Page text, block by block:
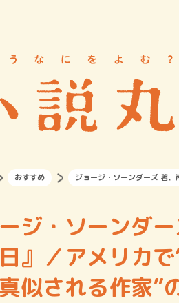
おすすめ ジョージ・ソーンダーズ 著、
ジ・ソーンダ
』／アメリカ
似される作家”